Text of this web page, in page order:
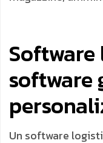
software
Un software